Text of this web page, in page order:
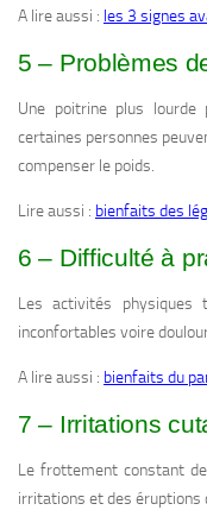
A lire aussi : les 3 signes
5 – Problèmes
Une poitrine plus lourde
certaines personnes
compenser le poids.
Lire aussi : bienfaits des
6 – Difficulté à
Les activités
inconfortables voire
A lire aussi : bienfaits du
7 – Irritations
Le frottement constant
irritations et des éruptions